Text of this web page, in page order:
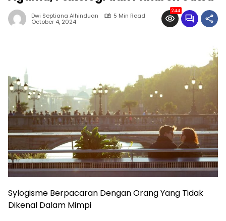
Dwi Septiana Alhinduan 5 Min Read
October 4, 2024
244
Sylogisme Berpacaran Dengan Orang Yang Tidak
Dikenal Dalam Mimpi